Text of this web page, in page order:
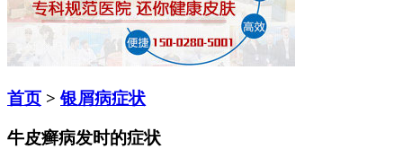
首页 >银屑病症状
牛皮癣病发时的症状